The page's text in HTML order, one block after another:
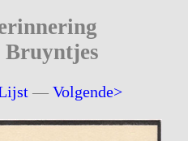
Bruyntjes
—Volgende>